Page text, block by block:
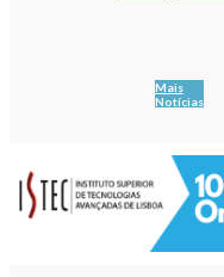
Mais
Notícias